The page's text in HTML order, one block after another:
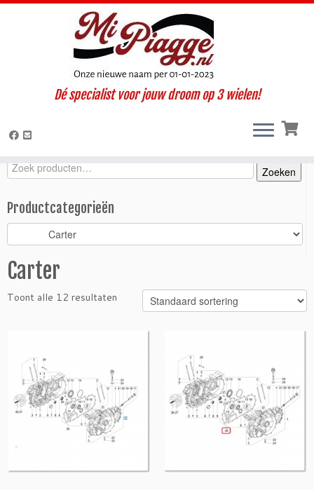
Dé specialist voor jouw droom op 3 wielen!
Onderdelen / accessoires » Ape Calessino » Calessino 200
Zoeken
Zoeken
naar:
Zoeken
Productcategorieën
Carter
Toont alle 12 resultaten